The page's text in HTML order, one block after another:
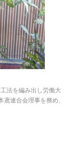
法を編み出し労働大
連合会理事を務め、